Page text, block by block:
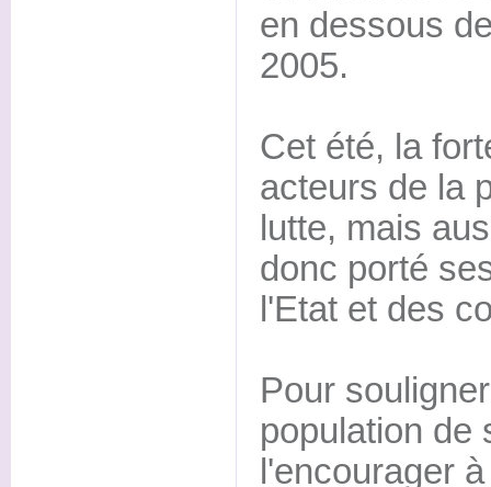
en dessous
2005.
Cet été, la
acteurs de la
lutte, mais
donc porté
l'Etat et des
Pour
population de
l'encourager